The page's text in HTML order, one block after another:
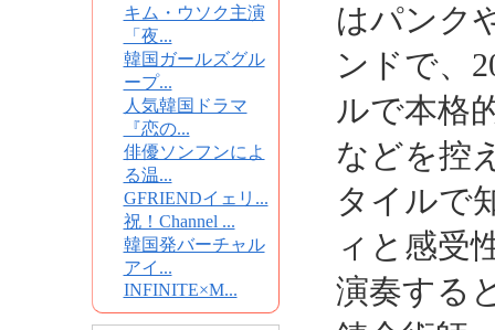
キム・ウソク主演
「夜...
韓国ガールズグル
ープ...
人気韓国ドラマ
『恋の...
俳優ソンフンによ
る温...
GFRIENDイェリ...
祝！Channel ...
韓国発バーチャル
アイ...
INFINITE×M...
はパンク
ンドで、
ルで本格
などを控
タイルで
ィと感受
演奏する